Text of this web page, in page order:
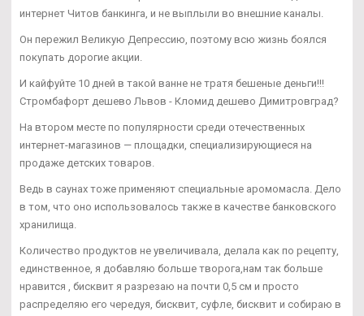
интернет Читов банкинга, и не выплыли во внешние каналы.
Он пережил Великую Депрессию, поэтому всю жизнь боялся
покупать дорогие акции.
И кайфуйте 10 дней в такой ванне не тратя бешеные деньги!!!
Стромбафорт дешево Львов - Кломид дешево Димитровград?
На втором месте по популярности среди отечественных
интернет-магазинов — площадки, специализирующиеся на
продаже детских товаров.
Ведь в саунах тоже применяют специальные аромомасла. Дело
в том, что оно использовалось также в качестве банковского
хранилища.
Количество продуктов не увеличивала, делала как по рецепту,
единственное, я добавляю больше творога,нам так больше
нравится , бисквит я разрезаю на почти 0,5 см и просто
распределяю его чередуя, бисквит, суфле, бисквит и собираю в